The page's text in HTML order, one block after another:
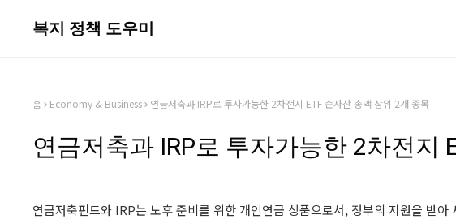
복지 정책 도우미
홈 Economy & Business 연금저축과 IRP로 투자가능한 2차전지 ETF 순자산 총액 상위 2개 종목
연금저축과 IRP로 투자가능한 2차전지
연금저축펀드와 IRP는 노후 준비를 위한 개인연금 상품으로서, 정부의 지원을 받